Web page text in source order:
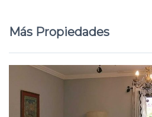
Más Propiedades